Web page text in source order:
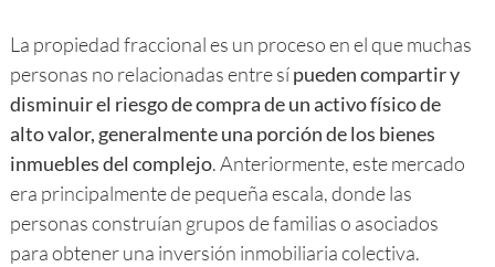
La propiedad fraccional es un proceso en el que muchas
personas no relacionadas entre sípueden compartir y
disminuir el riesgo de compra de un activo físico de
alto valor, generalmente una porción de los bienes
inmuebles del complejo. Anteriormente, este mercado
era principalmente de pequeña escala, donde las
personas construían grupos de familias o asociados
para obtener una inversión inmobiliaria colectiva.